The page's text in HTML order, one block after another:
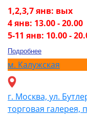
1,2,3,7 янв: вых
4 янв: 13.00 - 20.00
5-11 янв: 10.00 -
Подробнее
м. Калужская
г. Москва, ул.
торговая галерея,